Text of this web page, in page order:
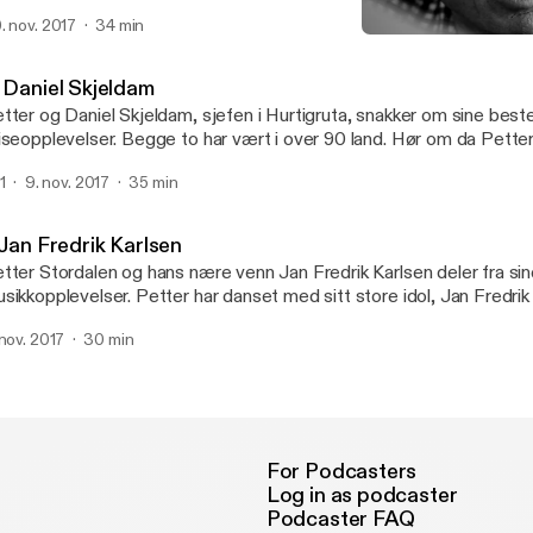
hjemme hos Stordalen på 80-tallet, hva som egentlig er
noe mange Odd-supportere har lurt på i lang tid. Nemlig hvorfor
acast.com/privacy] for privacy and opt-out information.
nov. 2017 34 min
Daniel Skjeldam
og Daniel Skjeldam, sjefen i Hurtigruta, snakker om sine
Begge to har vært i over 90 land. Hør om da
inn reklame for Hurtigruta ved en hver mulighet, den mannen
out information.
1 9. nov. 2017 35 min
Fredrik Karlsen
Stordalen og hans nære venn Jan Fredrik Karlsen deler fra
Petter har danset med sitt store idol, Jan
Hør mer i denne episoden av Strawberrypodden. See
2017 30 min
For Podcasters
Log in as podcaster
Podcaster FAQ